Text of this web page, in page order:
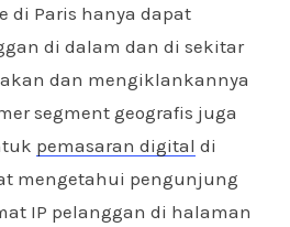
di Paris hanya dapat
di dalam dan di sekitar
dan mengiklankannya
segment geografis juga
pemasaran digital di
mengetahui pengunjung
IP pelanggan di halaman